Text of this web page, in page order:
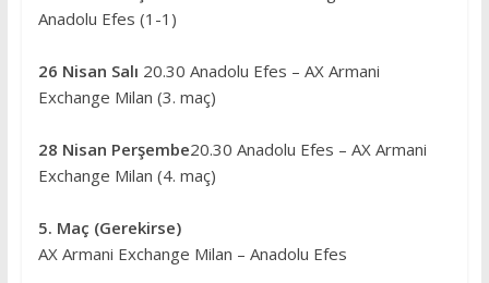
Anadolu Efes (1-1)
26 Nisan Salı 20.30 Anadolu Efes – AX Armani
Exchange Milan (3. maç)
28 Nisan Perşembe20.30 Anadolu Efes – AX Armani
Exchange Milan (4. maç)
5. Maç (Gerekirse)
AX Armani Exchange Milan – Anadolu Efes